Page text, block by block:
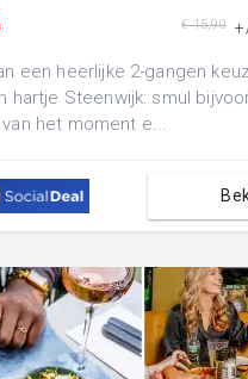
€ 15,90
een heerlijke 2-gangen
hartje Steenwijk: smul
het moment e...